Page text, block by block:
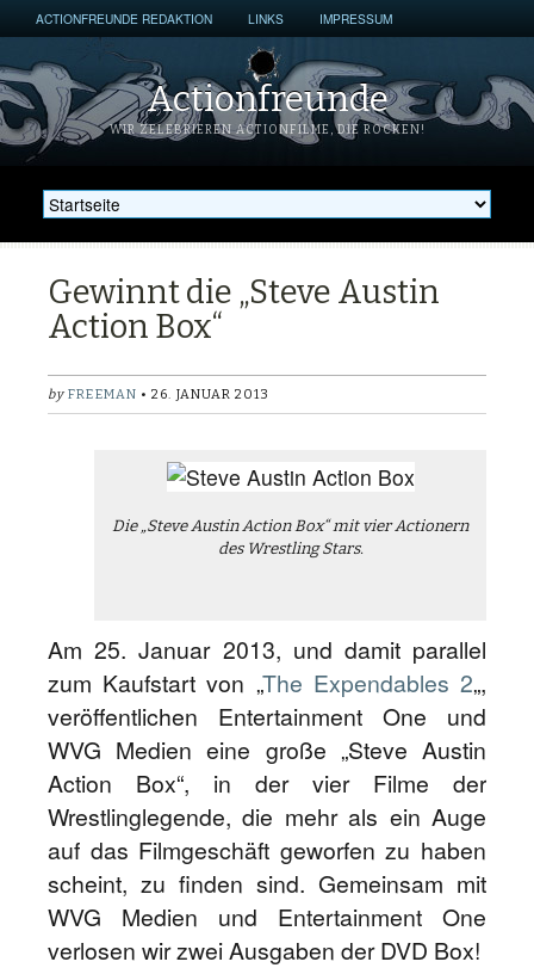
ACTIONFREUNDE REDAKTION LINKS IMPRESSUM
Actionfreunde
WIR ZELEBRIEREN ACTIONFILME, DIE ROCKEN!
Gewinnt die „Steve Austin
Action Box“
by FREEMAN • 26. JANUAR 2013
Die „Steve Austin Action Box“ mit vier Actionern
des Wrestling Stars.
Am 25. Januar 2013, und damit parallel
zum Kaufstart von „The Expendables 2„,
veröffentlichen Entertainment One und
WVG Medien eine große „Steve Austin
Action Box“, in der vier Filme der
Wrestlinglegende, die mehr als ein Auge
auf das Filmgeschäft geworfen zu haben
scheint, zu finden sind. Gemeinsam mit
WVG Medien und Entertainment One
verlosen wir zwei Ausgaben der DVD Box!